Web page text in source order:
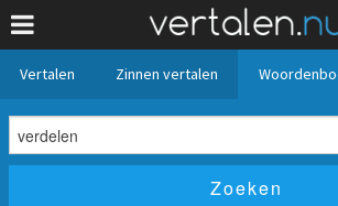
Vertalen Zinnen vertalen